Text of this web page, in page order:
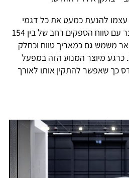
להנעת כמעט את כל דגמי
ב.מ.וו ומיני הנוכחיים – מיוצר עם טווח הספקים רחב של בין 154
השאר משמש גם כמאריך טווח וכחלק
כרגע מיוצר המנוע הזה במפעל
כך שאפשר להתקין אותו לאורך